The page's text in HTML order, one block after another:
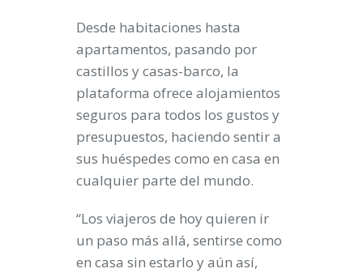
Desde habitaciones hasta
apartamentos, pasando por
castillos y casas-barco, la
plataforma ofrece alojamientos
seguros para todos los gustos y
presupuestos, haciendo sentir a
sus huéspedes como en casa en
cualquier parte del mundo.
“Los viajeros de hoy quieren ir
un paso más allá, sentirse como
en casa sin estarlo y aún así,